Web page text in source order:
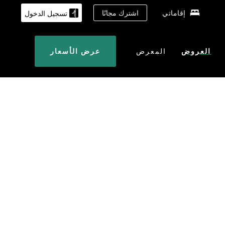
إقاماتي اشترك مجانًا تسجيل الدخول
العروض المعرض عرض الأسعار